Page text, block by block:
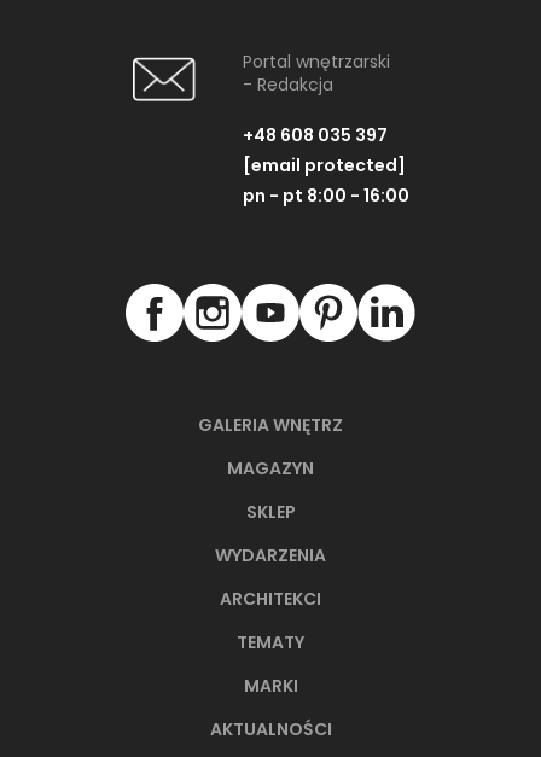
GALERIA WNĘTRZ
MAGAZYN
SKLEP
WYDARZENIA
ARCHITEKCI
TEMATY
MARKI
AKTUALNOŚCI
Portal wnętrzarski
- Redakcja
+48 608 035 397
[email protected]
pn - pt 8:00 - 16:00